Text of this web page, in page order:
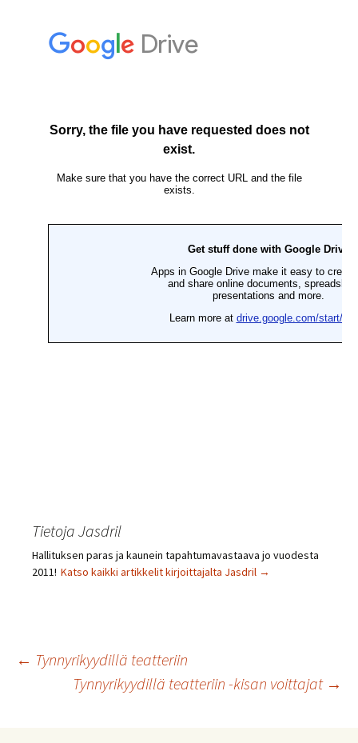
Tietoja Jasdril
Hallituksen paras ja kaunein tapahtumavastaava jo vuodesta
2011! Katso kaikki artikkelit kirjoittajalta Jasdril →
Artikkelien
← Tynnyrikyydillä teatteriin
Tynnyrikyydillä teatteriin -kisan voittajat →